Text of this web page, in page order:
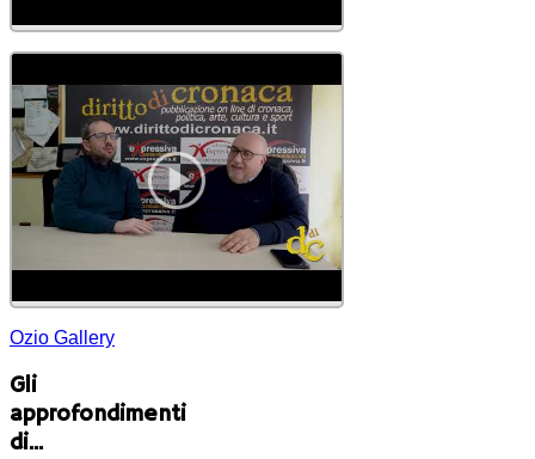
Ozio Gallery
Gli
approfondimenti
di...